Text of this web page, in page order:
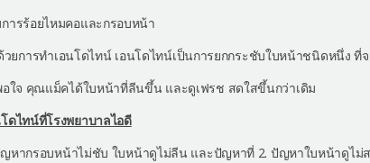
ารร้อยไหมคอและกรอบหน้า
ารทำเอนโดไทน์ เอนโดไทน์เป็นการยกกระชับใบหน้าชนิดหนึ่ง ที่
ใจ คุณแม็คได้ใบหน้าที่ลีนขึ้น และดูเฟรช สดใสขึ้นกว่าเดิม
ไทน์ที่โรงพยาบาลไอดี
หากรอบหน้าไม่ชับ ใบหน้าดูไม่ลีน และปัญหาที่ 2. ปัญหาใบหน้าดูไม่